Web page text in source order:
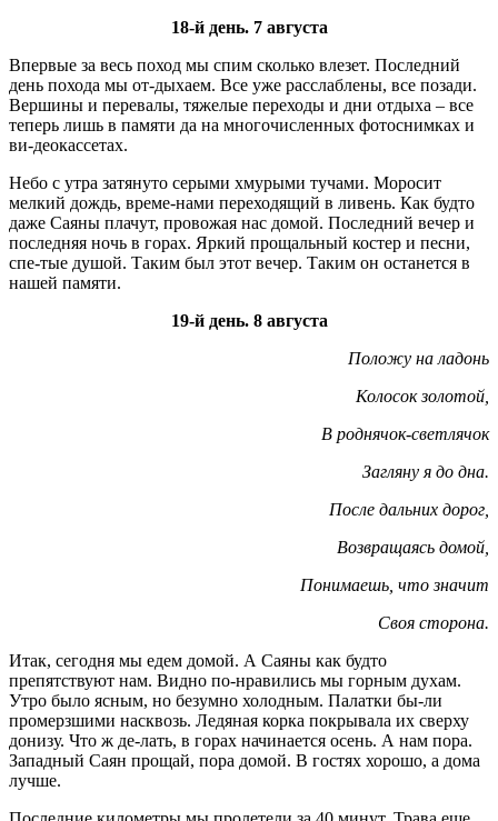
18-й день. 7 августа
Впервые за весь поход мы спим сколько влезет. Последний
день похода мы от-дыхаем. Все уже расслаблены, все позади.
Вершины и перевалы, тяжелые переходы и дни отдыха – все
теперь лишь в памяти да на многочисленных фотоснимках и
ви-деокассетах.
Небо с утра затянуто серыми хмурыми тучами. Моросит
мелкий дождь, време-нами переходящий в ливень. Как будто
даже Саяны плачут, провожая нас домой. Последний вечер и
последняя ночь в горах. Яркий прощальный костер и песни,
спе-тые душой. Таким был этот вечер. Таким он останется в
нашей памяти.
19-й день. 8 августа
Положу на ладонь
Колосок золотой,
В роднячок-светлячок
Загляну я до дна.
После дальних дорог,
Возвращаясь домой,
Понимаешь, что значит
Своя сторона.
Итак, сегодня мы едем домой. А Саяны как будто
препятствуют нам. Видно по-нравились мы горным духам.
Утро было ясным, но безумно холодным. Палатки бы-ли
промерзшими насквозь. Ледяная корка покрывала их сверху
донизу. Что ж де-лать, в горах начинается осень. А нам пора.
Западный Саян прощай, пора домой. В гостях хорошо, а дома
лучше.